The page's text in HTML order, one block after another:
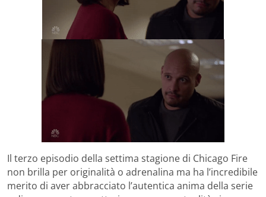
Il terzo episodio della settima stagione di Chicago Fire
non brilla per originalità o adrenalina ma ha l’incredibile
merito di aver abbracciato l’autentica anima della serie